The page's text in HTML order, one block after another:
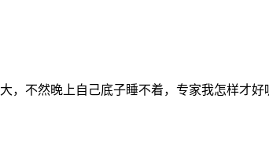
不然晚上自己底子睡不着，专家我怎样才好